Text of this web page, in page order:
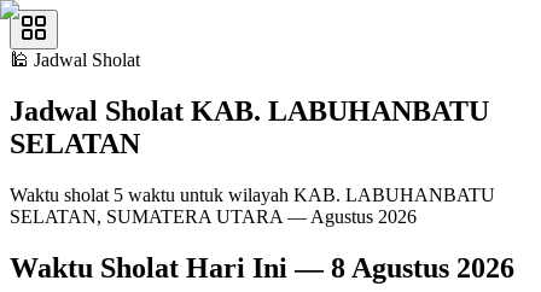
🕌 Jadwal Sholat
Jadwal Sholat KAB. LABUHANBATU
SELATAN
Waktu sholat 5 waktu untuk wilayah KAB. LABUHANBATU
SELATAN, SUMATERA UTARA — Agustus 2026
Waktu Sholat Hari Ini — 8 Agustus 2026